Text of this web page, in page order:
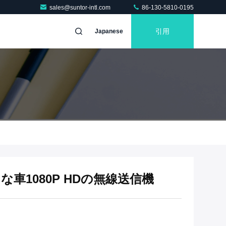
sales@suntor-intl.com 86-130-5810-0195
Japanese 引用
車1080P HDの無線送信機